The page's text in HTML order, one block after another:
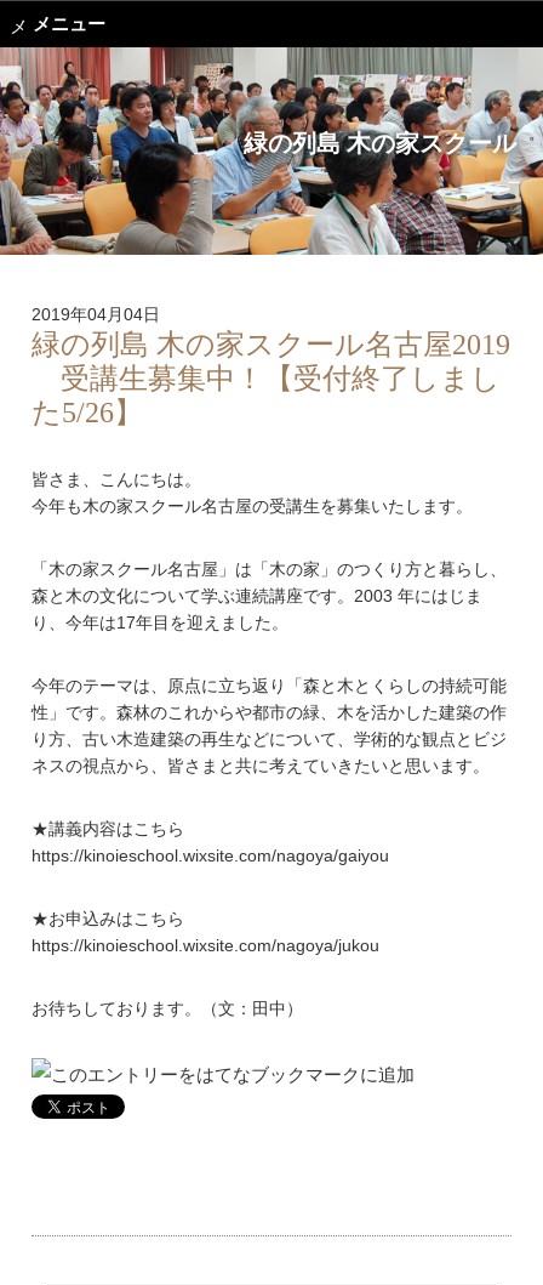
メニュー
緑の列島 木の家スクール
2019年04月04日
緑の列島 木の家スクール名古屋2019
受講生募集中！【受付終了しまし
た5/26】
皆さま、こんにちは。
今年も木の家スクール名古屋の受講生を募集いたします。
「木の家スクール名古屋」は「木の家」のつくり方と暮らし、
森と木の文化について学ぶ連続講座です。2003 年にはじま
り、今年は17年目を迎えました。
​今年のテーマは、原点に立ち返り「森と木とくらしの持続可能
性」です。森林のこれからや都市の緑、木を活かした建築の作
り方、古い木造建築の再生などについて、学術的な観点とビジ
ネスの視点から、皆さまと共に考えていきたいと思います。
★講義内容はこちら
https://kinoieschool.wixsite.com/nagoya/gaiyou
★お申込みはこちら
https://kinoieschool.wixsite.com/nagoya/jukou
お待ちしております。（文：田中）